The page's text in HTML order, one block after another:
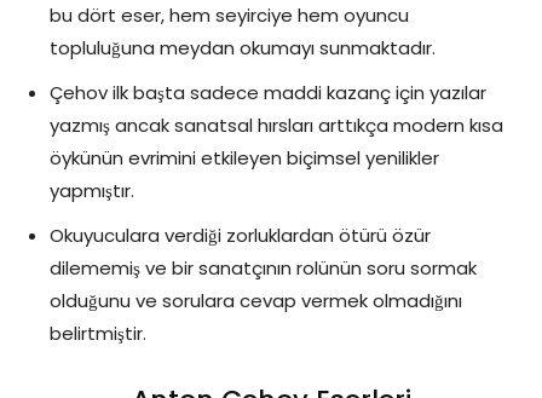
bu dört eser, hem seyirciye hem oyuncu
topluluğuna meydan okumayı sunmaktadır.
Çehov ilk başta sadece maddi kazanç için yazılar
yazmış ancak sanatsal hırsları arttıkça modern kısa
öykünün evrimini etkileyen biçimsel yenilikler
yapmıştır.
Okuyuculara verdiği zorluklardan ötürü özür
dilememiş ve bir sanatçının rolünün soru sormak
olduğunu ve sorulara cevap vermek olmadığını
belirtmiştir.